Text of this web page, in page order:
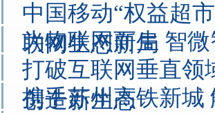
中国移动“权益超
联网生态新局
为物联网而生 智
打破互联网垂直领
创造新生态
携手苏州高铁新城